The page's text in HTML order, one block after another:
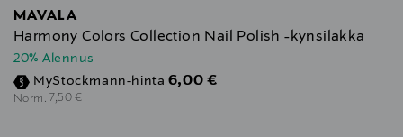
MAVALA
Harmony Colors Collection Nail Polish -kynsilakka
20% Alennus
MyStockmann-hinta Discounted Price
6,00 €
Norm. Original Price
7,50 €